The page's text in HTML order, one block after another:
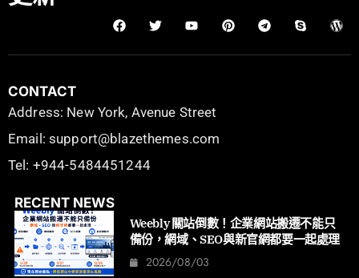
CONTACT
Address: New York, Avenue Street
Email: support@blazethemes.com
Tel: +944-5484451244
RECENT NEWS
Weebly 關站倒數！企業網站搬遷不能只
備份，網域、SEO與新官網都要一起處理
2026/08/03